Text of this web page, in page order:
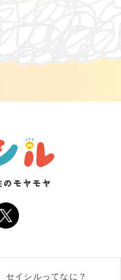
セイシルってなに？